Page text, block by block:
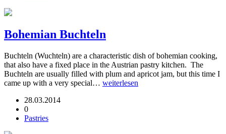
Bohemian Buchteln
Buchteln (Wuchteln) are a characteristic dish of bohemian cooking,
that also have a fixed place in the Austrian pastry kitchen. The
Buchteln are usually filled with plum and apricot jam, but this time I
came up with a very special… weiterlesen
28.03.2014
0
Pastries